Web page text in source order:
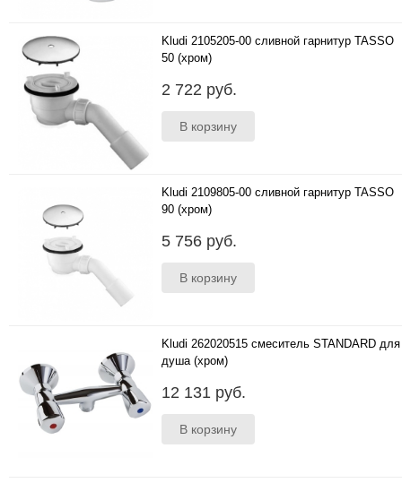
Kludi 2105205-00 сливной гарнитур TASSO
50 (хром)
2 722 руб.
Kludi 2109805-00 сливной гарнитур TASSO
90 (хром)
5 756 руб.
Kludi 262020515 смеситель STANDARD для
душа (хром)
12 131 руб.